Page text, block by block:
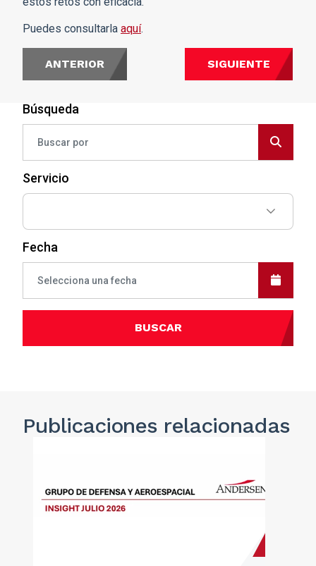
Búsqueda
Servicio
Fecha
BUSCAR
Puedes consultarla aquí.
ANTERIOR SIGUIENTE
Publicaciones relacionadas